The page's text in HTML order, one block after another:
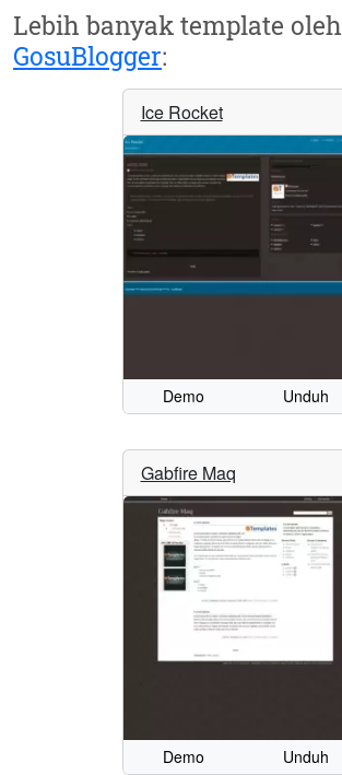
Lebih banyak template oleh
GosuBlogger:
Ice Rocket
Demo Unduh
Gabfire Maq
Demo Unduh